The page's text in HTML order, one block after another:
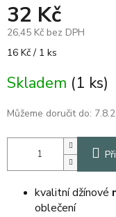
z
32 Kč
26,45 Kč bez DPH
Měrná
16 Kč / 1 ks
Skladem (1 ks)
Můžeme doručit do:
kvalitní džínové
oblečení